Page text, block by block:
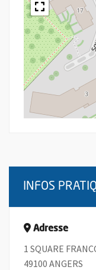
INFOS
Adresse
1 SQUARE
49100 ANGERS